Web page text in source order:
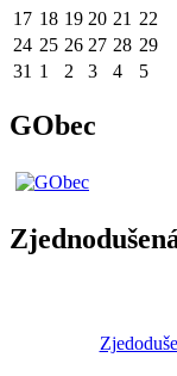
17 18 19 20 21 22
24 25 26 27 28 29
31 1 2 3 4 5
GObec